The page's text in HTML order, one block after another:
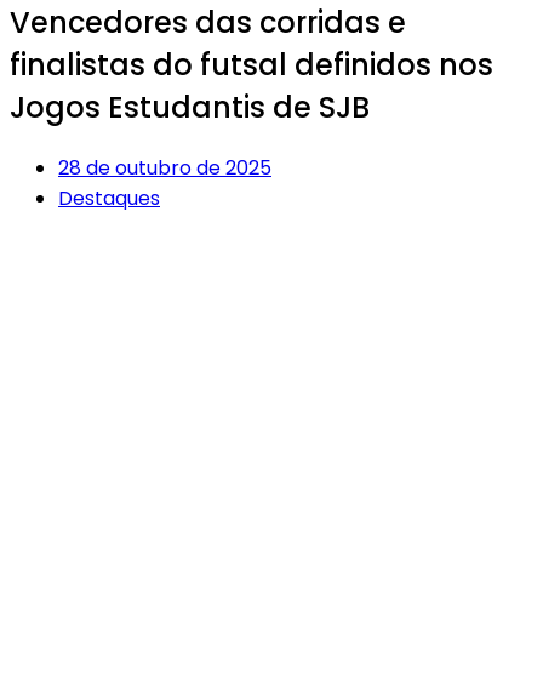
Vencedores das corridas e
finalistas do futsal definidos nos
Jogos Estudantis de SJB
28 de outubro de 2025
Destaques